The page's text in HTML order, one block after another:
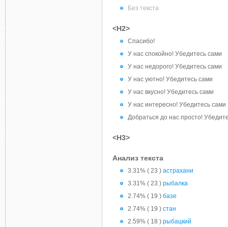
Без текста
<H2>
Спасибо!
У нас спокойно! Убедитесь сами
У нас недорого! Убедитесь сами
У нас уютно! Убедитесь сами
У нас вкусно! Убедитесь сами
У нас интересно! Убедитесь сами
Добраться до нас просто!
<H3>
Анализ текста
3.31% ( 23 ) астрахани
3.31% ( 23 ) рыбалка
2.74% ( 19 ) базе
2.74% ( 19 ) стан
2.59% ( 18 ) рыбацкий